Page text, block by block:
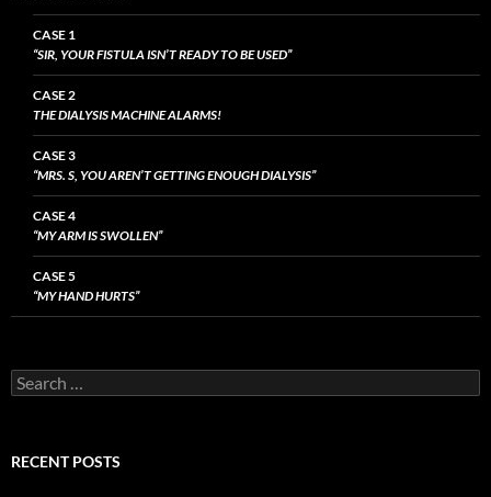
CASE 1
“SIR, YOUR FISTULA ISN’T READY TO BE USED”
CASE 2
THE DIALYSIS MACHINE ALARMS!
CASE 3
“MRS. S, YOU AREN’T GETTING ENOUGH DIALYSIS”
CASE 4
“MY ARM IS SWOLLEN”
CASE 5
“MY HAND HURTS”
Search
for:
RECENT POSTS